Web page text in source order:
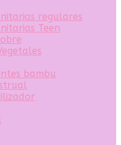
regulares
Teen
bambu